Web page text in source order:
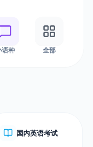
语种 全部
国内英语考试